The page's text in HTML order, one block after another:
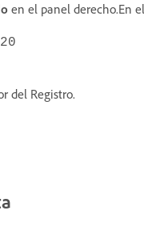
en el panel derecho.En
del Registro.